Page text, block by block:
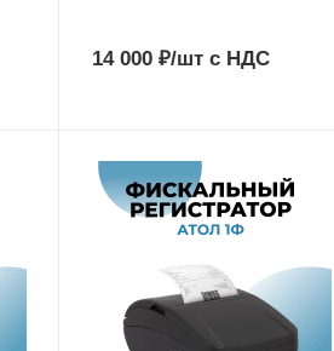
14 000₽/штс НДС